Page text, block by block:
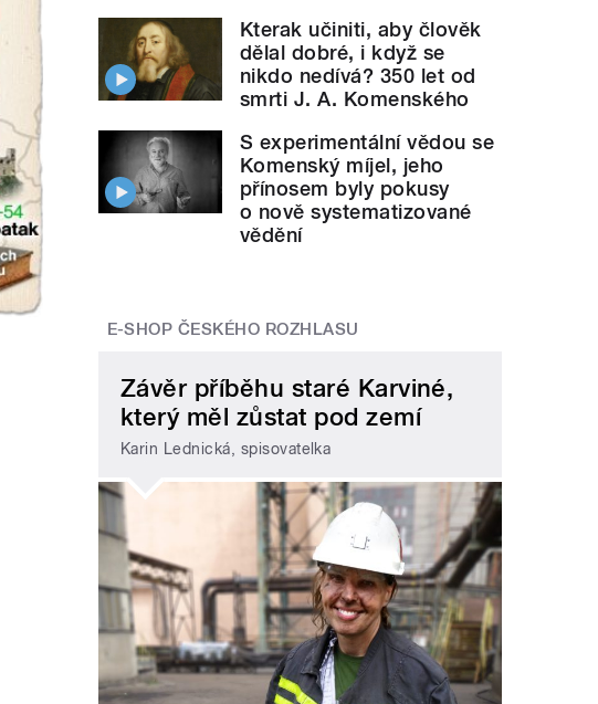
Kterak učiniti, aby člověk
dělal dobré, i když se
nikdo nedívá? 350 let od
smrti J. A. Komenského
S experimentální vědou se
Komenský míjel, jeho
přínosem byly pokusy
o nově systematizované
vědění
E-SHOP ČESKÉHO ROZHLASU
Závěr příběhu staré Karviné,
který měl zůstat pod zemí
Karin Lednická, spisovatelka